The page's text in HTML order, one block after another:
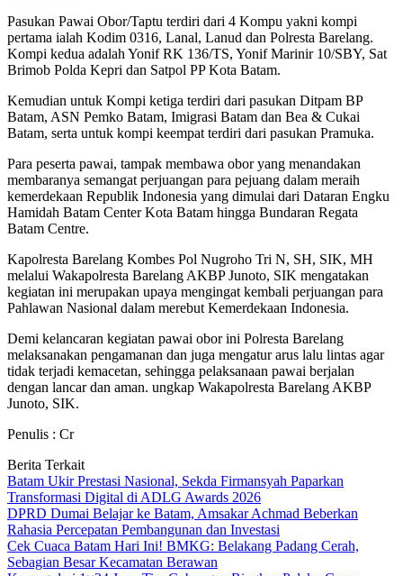
Pasukan Pawai Obor/Taptu terdiri dari 4 Kompu yakni kompi
pertama ialah Kodim 0316, Lanal, Lanud dan Polresta Barelang.
Kompi kedua adalah Yonif RK 136/TS, Yonif Marinir 10/SBY, Sat
Brimob Polda Kepri dan Satpol PP Kota Batam.
Kemudian untuk Kompi ketiga terdiri dari pasukan Ditpam BP
Batam, ASN Pemko Batam, Imigrasi Batam dan Bea & Cukai
Batam, serta untuk kompi keempat terdiri dari pasukan Pramuka.
Para peserta pawai, tampak membawa obor yang menandakan
membaranya semangat perjuangan para pejuang dalam meraih
kemerdekaan Republik Indonesia yang dimulai dari Dataran Engku
Hamidah Batam Center Kota Batam hingga Bundaran Regata
Batam Centre.
Kapolresta Barelang Kombes Pol Nugroho Tri N, SH, SIK, MH
melalui Wakapolresta Barelang AKBP Junoto, SIK mengatakan
kegiatan ini merupakan upaya mengingat kembali perjuangan para
Pahlawan Nasional dalam merebut Kemerdekaan Indonesia.
Demi kelancaran kegiatan pawai obor ini Polresta Barelang
melaksanakan pengamanan dan juga mengatur arus lalu lintas agar
tidak terjadi kemacetan, sehingga pelaksanaan pawai berjalan
dengan lancar dan aman. ungkap Wakapolresta Barelang AKBP
Junoto, SIK.
Penulis : Cr
Berita Terkait
Batam Ukir Prestasi Nasional, Sekda Firmansyah Paparkan
Transformasi Digital di ADLG Awards 2026
DPRD Dumai Belajar ke Batam, Amsakar Achmad Beberkan
Rahasia Percepatan Pembangunan dan Investasi
Cek Cuaca Batam Hari Ini! BMKG: Belakang Padang Cerah,
Sebagian Besar Kecamatan Berawan